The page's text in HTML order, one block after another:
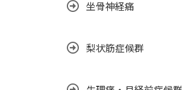
坐骨神経痛
梨状筋症候群